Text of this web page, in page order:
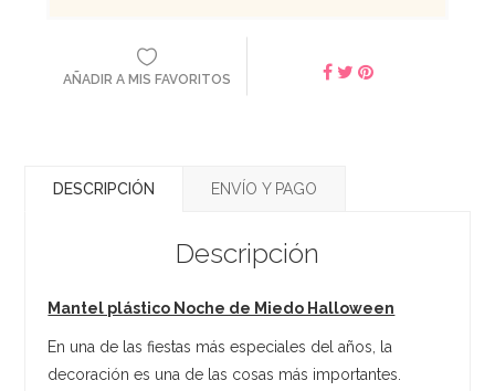
AÑADIR A MIS FAVORITOS
DESCRIPCIÓN ENVÍO Y PAGO
Descripción
Mantel plástico Noche de Miedo Halloween
En una de las fiestas más especiales del años, la
decoración es una de las cosas más importantes.